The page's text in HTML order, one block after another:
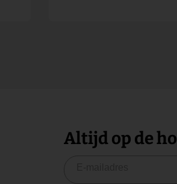
Altijd op de